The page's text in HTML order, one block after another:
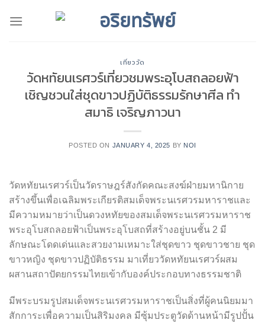
เที่ยววัด
วัดหทัยนเรศวร์เที่ยวชมพระอุโบสถลอยฟ้า
เชิญชวนใส่ชุดขาวปฏิบัติธรรมรักษาศีล ทำ
สมาธิ เจริญภาวนา
POSTED ON JANUARY 4, 2025 BY NOI
วัดหทัยนเรศวร์เป็นวัดราษฎร์สังกัดคณะสงฆ์ฝ่ายมหานิกาย
สร้างขึ้นเพื่อเฉลิมพระเกียรติสมเด็จพระนเรศวรมหาราชและ
มีความหมายว่าเป็นดวงหทัยของสมเด็จพระนเรศวรมหาราช
พระอุโบสถลอยฟ้าเป็นพระอุโบสถที่สร้างอยู่บนชั้น 2 มี
ลักษณะโดดเด่นและสวยงามเหมาะใส่ชุดขาว ชุดขาวชาย ชุด
ขาวหญิง ชุดขาวปฏิบัติธรรม มาเที่ยววัดหทัยนเรศวร์ผสม
ผสานสถาปัตยกรรมไทยเข้ากับองค์ประกอบทางธรรมชาติ
มีพระบรมรูปสมเด็จพระนเรศวรมหาราชเป็นสิ่งที่ผู้คนนิยมมา
สักการะเพื่อความเป็นสิริมงคล มีซุ้มประตูวัดด้านหน้ามีรูปปั้น